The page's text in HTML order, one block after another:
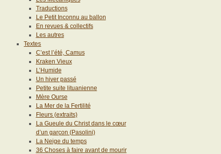
Traductions
Le Petit Inconnu au ballon
En revues & collectifs
Les autres
Textes
C’est l’été, Camus
Kraken Vieux
L’Humide
Un hiver passé
Petite suite lituanienne
Mère Ourse
La Mer de la Fertilité
Fleurs (extraits)
La Gueule du Christ dans le cœur
d’un garçon (Pasolini)
La Neige du temps
36 Choses à faire avant de mourir